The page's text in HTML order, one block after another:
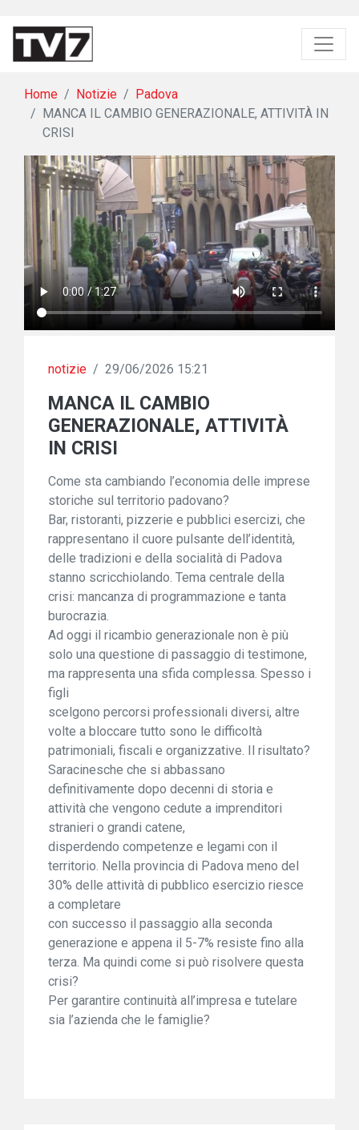
Home Notizie
Padova
MANCA IL CAMBIO GENERAZIONALE, ATTIVITÀ IN
CRISI
notizie / 29/06/2026 15:21
MANCA IL CAMBIO
GENERAZIONALE, ATTIVITÀ
IN CRISI
Come sta cambiando l’economia delle imprese
storiche sul territorio padovano?
Bar, ristoranti, pizzerie e pubblici esercizi, che
rappresentano il cuore pulsante dell’identità,
delle tradizioni e della socialità di Padova
stanno scricchiolando. Tema centrale della
crisi: mancanza di programmazione e tanta
burocrazia.
Ad oggi il ricambio generazionale non è più
solo una questione di passaggio di testimone,
ma rappresenta una sfida complessa. Spesso i
figli
scelgono percorsi professionali diversi, altre
volte a bloccare tutto sono le difficoltà
patrimoniali, fiscali e organizzative. Il risultato?
Saracinesche che si abbassano
definitivamente dopo decenni di storia e
attività che vengono cedute a imprenditori
stranieri o grandi catene,
disperdendo competenze e legami con il
territorio. Nella provincia di Padova meno del
30% delle attività di pubblico esercizio riesce
a completare
con successo il passaggio alla seconda
generazione e appena il 5-7% resiste fino alla
terza. Ma quindi come si può risolvere questa
crisi?
Per garantire continuità all’impresa e tutelare
sia l’azienda che le famiglie?